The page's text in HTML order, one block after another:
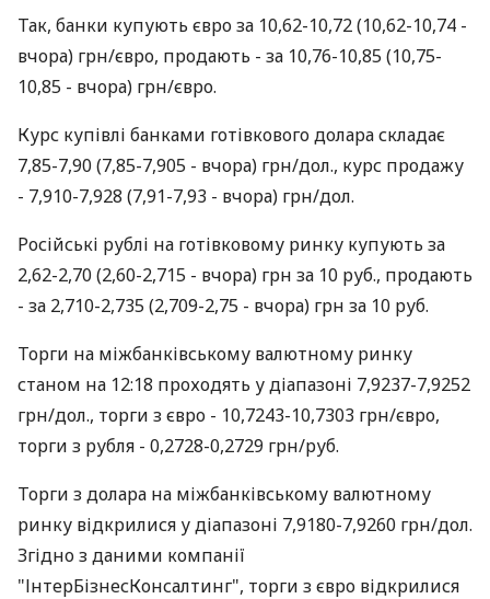
Так, банки купують євро за 10,62-10,72 (10,62-10,74 -
вчора) грн/євро, продають - за 10,76-10,85 (10,75-
10,85 - вчора) грн/євро.
Курс купівлі банками готівкового долара складає
7,85-7,90 (7,85-7,905 - вчора) грн/дол., курс продажу
- 7,910-7,928 (7,91-7,93 - вчора) грн/дол.
Російські рублі на готівковому ринку купують за
2,62-2,70 (2,60-2,715 - вчора) грн за 10 руб., продають
- за 2,710-2,735 (2,709-2,75 - вчора) грн за 10 руб.
Торги на міжбанківському валютному ринку
станом на 12:18 проходять у діапазоні 7,9237-7,9252
грн/дол., торги з євро - 10,7243-10,7303 грн/євро,
торги з рубля - 0,2728-0,2729 грн/руб.
Торги з долара на міжбанківському валютному
ринку відкрилися у діапазоні 7,9180-7,9260 грн/дол.
Згідно з даними компанії
"ІнтерБізнесКонсалтинг", торги з євро відкрилися